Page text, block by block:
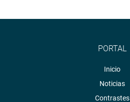
PORTAL
Inicio
Noticias
Contrastes